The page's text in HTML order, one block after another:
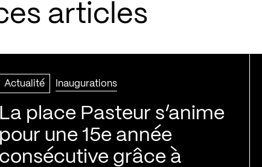
articles
Actualité Inaugurations
La place Pasteur s’anime
pour une 15e année
consécutive grâce à